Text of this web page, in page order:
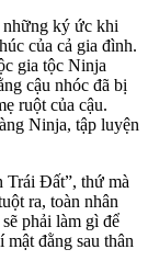
những ký ức khi
của cả gia đình.
gia tộc Ninja
cậu nhóc đã bị
ruột của cậu.
Ninja, tập luyện
Trái Đất”, thứ mà
ra, toàn nhân
phải làm gì để
đằng sau thân